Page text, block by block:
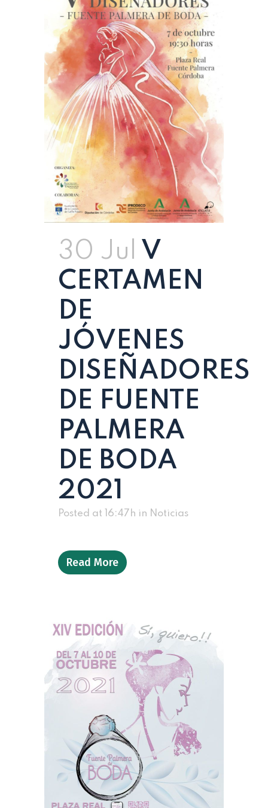
30 Jul V
CERTAMEN
DE
JÓVENES
DISEÑADORES
DE FUENTE
PALMERA
DE BODA
2021
Posted at 16:47h in Noticias
Read More